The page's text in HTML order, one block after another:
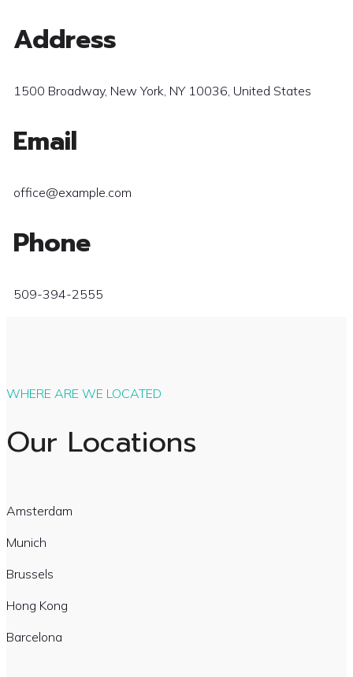
Address
1500 Broadway, New York, NY 10036, United States
Email
office@example.com
Phone
509-394-2555
WHERE ARE WE LOCATED
Our Locations
Amsterdam
Munich
Brussels
Hong Kong
Barcelona